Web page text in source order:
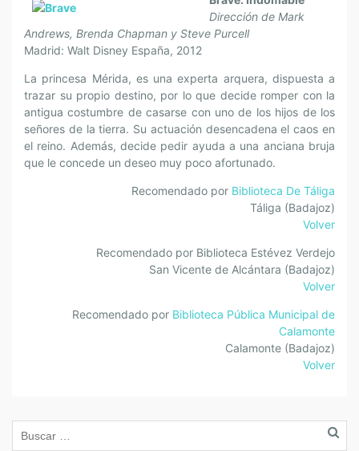
Dirección de Mark
Andrews, Brenda Chapman y Steve Purcell
Madrid: Walt Disney España, 2012
La princesa Mérida, es una experta arquera, dispuesta a
trazar su propio destino, por lo que decide romper con la
antigua costumbre de casarse con uno de los hijos de los
señores de la tierra. Su actuación desencadena el caos en
el reino. Además, decide pedir ayuda a una anciana bruja
que le concede un deseo muy poco afortunado.
Recomendado por Biblioteca De Táliga
Táliga (Badajoz)
Volver
Recomendado por Biblioteca Estévez Verdejo
San Vicente de Alcántara (Badajoz)
Volver
Recomendado por Biblioteca Pública Municipal de
Calamonte
Calamonte (Badajoz)
Volver